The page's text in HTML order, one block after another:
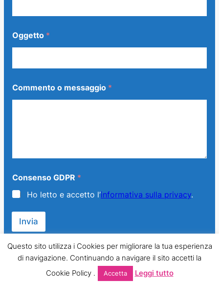
o
m
t
o
O
o
o
s
n
o
Oggetto *
Commento o messaggio *
Consenso GDPR *
Ho letto e accetto l’informativa sulla privacy.
Invia
© 2013 – 2024 Generazione Famiglia – LMPT Italia. All Rights
Reserved.
Questo sito utilizza i Cookies per migliorare la tua esperienza
di navigazione. Continuando a navigare il sito accetti la
Cookie Policy .
Accetta Leggi tutto